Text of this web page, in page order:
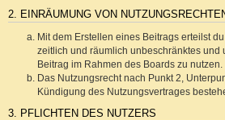
2. EINRÄUMUNG VON
Mit dem Erstellen eines Beitrags erteilst
zeitlich und räumlich unbeschränktes und
Beitrag im Rahmen des Boards zu nutzen.
Das Nutzungsrecht nach Punkt 2,
Kündigung des Nutzungsvertrages
3. PFLICHTEN DES NUTZERS